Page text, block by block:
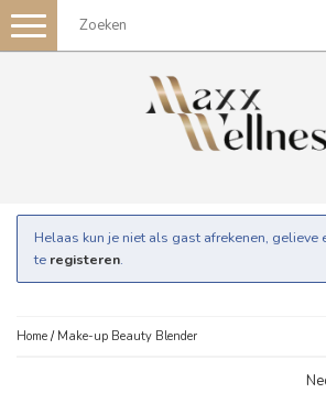
Toggle
navigation
Helaas kun je niet als gast afrekenen, gelieve
te registeren.
Home / Make-up Beauty Blender